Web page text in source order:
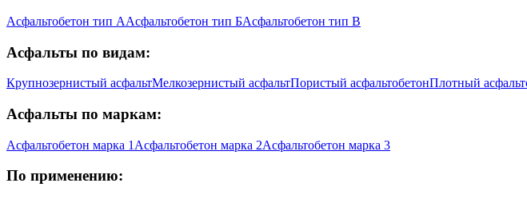
Асфальтобетон тип ААсфальтобетон тип БАсфальтобетон тип В
Асфальты по видам:
Крупнозернистый асфальтМелкозернистый асфальтПористый асфальтобетонПлотный
Асфальты по маркам:
Асфальтобетон марка 1 Асфальтобетон марка 2Асфальтобетон марка 3
По применению: